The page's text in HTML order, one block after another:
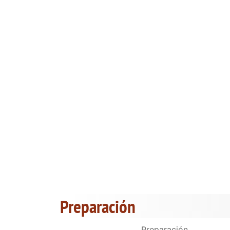
Preparación